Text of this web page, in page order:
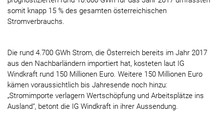
somit knapp 15 % des gesamten österreichischen
Stromverbrauchs.
Die rund 4.700 GWh Strom, die Österreich bereits im Jahr 2017
aus den Nachbarländern importiert hat, kosteten laut IG
Windkraft rund 150 Millionen Euro. Weitere 150 Millionen Euro
kämen voraussichtlich bis Jahresende noch hinzu:
„Stromimporte verlagern Wertschöpfung und Arbeitsplätze ins
Ausland“, betont die IG Windkraft in ihrer Aussendung.